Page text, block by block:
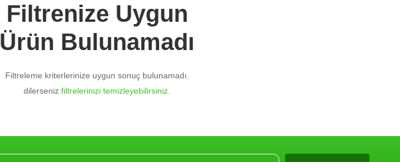
Filtrenize Uygun
Ürün Bulunamadı
Filtreleme kriterlerinize uygun sonuç bulunamadı.
dilerseniz filtrelerinizi temizleyebilirsiniz.